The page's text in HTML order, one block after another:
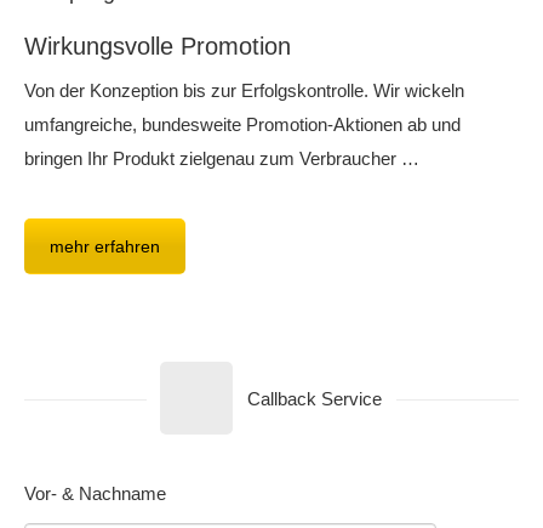
Wirkungsvolle Promotion
Von der Konzeption bis zur Erfolgskontrolle. Wir wickeln
umfangreiche, bundesweite Promotion-Aktionen ab und
bringen Ihr Produkt zielgenau zum Verbraucher …
mehr erfahren
Callback Service
Vor- & Nachname